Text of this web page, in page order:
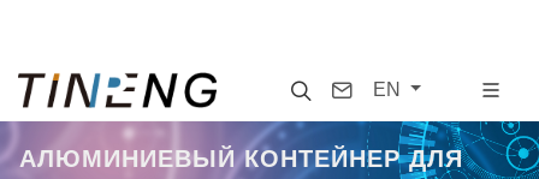
SearchContact
EN
АЛЮМИНИЕВЫЙ КОНТЕЙНЕР ДЛЯ